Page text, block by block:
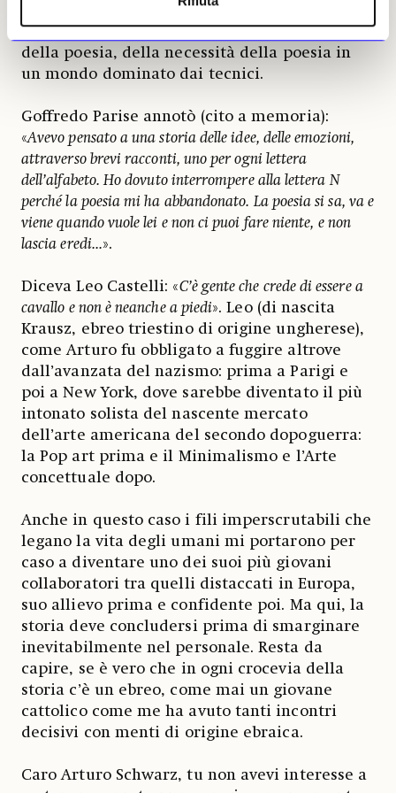
vanto del nostro tempo e il tempo della sua
vita è stato un vanto della poesia, della forza
della poesia, della necessità della poesia in
un mondo dominato dai tecnici.
Goffredo Parise annotò (cito a memoria):
«Avevo pensato a una storia delle idee, delle emozioni,
attraverso brevi racconti, uno per ogni lettera
dell’alfabeto. Ho dovuto interrompere alla lettera N
perché la poesia mi ha abbandonato. La poesia si sa, va e
viene quando vuole lei e non ci puoi fare niente, e non
lascia eredi...».
Diceva Leo Castelli: «C’è gente che crede di essere a
cavallo e non è neanche a piedi». Leo (di nascita
Krausz, ebreo triestino di origine ungherese),
come Arturo fu obbligato a fuggire altrove
dall’avanzata del nazismo: prima a Parigi e
poi a New York, dove sarebbe diventato il più
intonato solista del nascente mercato
dell’arte americana del secondo dopoguerra:
la Pop art prima e il Minimalismo e l’Arte
concettuale dopo.
Anche in questo caso i fili imperscrutabili che
legano la vita degli umani mi portarono per
caso a diventare uno dei suoi più giovani
collaboratori tra quelli distaccati in Europa,
suo allievo prima e confidente poi. Ma qui, la
storia deve concludersi prima di smarginare
inevitabilmente nel personale. Resta da
capire, se è vero che in ogni crocevia della
storia c’è un ebreo, come mai un giovane
cattolico come me ha avuto tanti incontri
decisivi con menti di origine ebraica.
Caro Arturo Schwarz, tu non avevi interesse a